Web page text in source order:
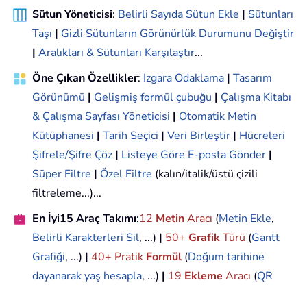
Sütun Yöneticisi: Belirli Sayıda Sütun Ekle | Sütunları
Taşı | Gizli Sütunların Görünürlük Durumunu Değiştir
| Aralıkları & Sütunları Karşılaştır...
Öne Çıkan Özellikler: Izgara Odaklama | Tasarım
Görünümü | Gelişmiş formül çubuğu | Çalışma Kitabı
& Çalışma Sayfası Yöneticisi | Otomatik Metin
Kütüphanesi | Tarih Seçici | Veri Birleştir | Hücreleri
Şifrele/Şifre Çöz | Listeye Göre E-posta Gönder |
Süper Filtre | Özel Filtre (kalın/italik/üstü çizili
filtreleme...)...
En İyi15 Araç Takımı:12 MetinAracı (Metin Ekle,
Belirli Karakterleri Sil, ...) | 50+ GrafikTürü (Gantt
Grafiği, ...) | 40+ Pratik Formül (Doğum tarihine
dayanarak yaş hesapla, ...) | 19 Ekleme Aracı (QR